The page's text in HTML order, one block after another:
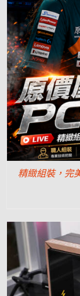
精緻組裝，完